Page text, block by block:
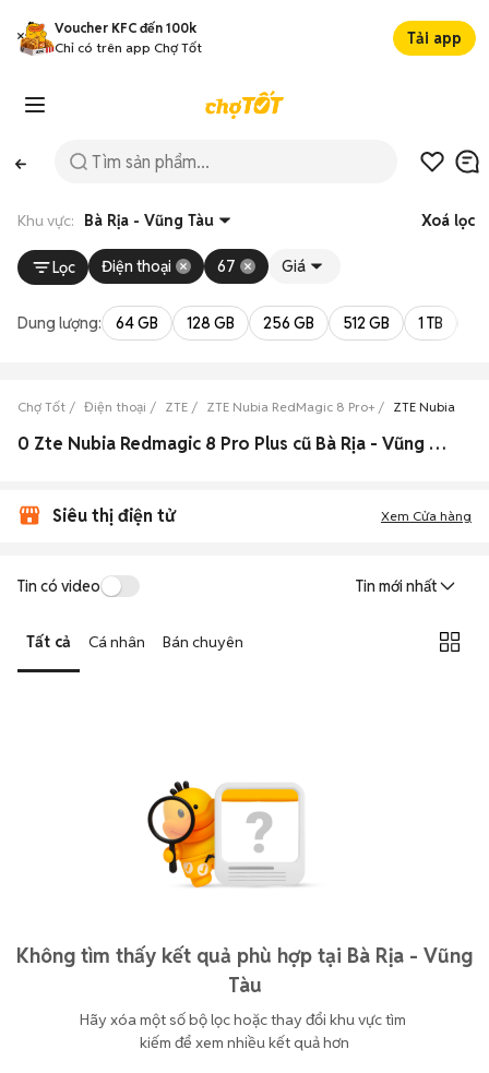
Voucher KFC đến 100k
Chỉ có trên app Chợ Tốt
Tải app
Khu vực: Bà Rịa - Vũng Tàu Xoá lọc
Lọc Điện thoại 67 Giá
Dung lượng: 64 GB 128 GB 256 GB 512 GB 1 TB
Chợ Tốt Điện thoại ZTE ZTE Nubia RedMagic 8 Pro+ ZTE Nubia
0 Zte Nubia Redmagic 8 Pro Plus cũ Bà Rịa - Vũng Tàu đẹp
Siêu thị điện tử Xem Cửa hàng
Tin có video Tin mới nhất
Tất cả Cá nhân Bán chuyên
Không tìm thấy kết quả phù hợp tại Bà Rịa - Vũng
Tàu
Hãy xóa một số bộ lọc hoặc thay đổi khu vực tìm
kiếm để xem nhiều kết quả hơn